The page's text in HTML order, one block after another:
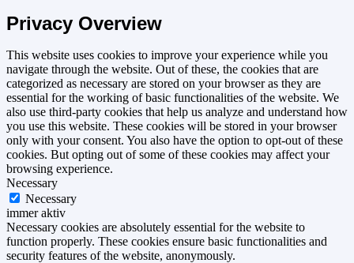
Privacy Overview
This website uses cookies to improve your experience while you
navigate through the website. Out of these, the cookies that are
categorized as necessary are stored on your browser as they are
essential for the working of basic functionalities of the website. We
also use third-party cookies that help us analyze and understand how
you use this website. These cookies will be stored in your browser
only with your consent. You also have the option to opt-out of these
cookies. But opting out of some of these cookies may affect your
browsing experience.
Necessary
Necessary
immer aktiv
Necessary cookies are absolutely essential for the website to
function properly. These cookies ensure basic functionalities and
security features of the website, anonymously.